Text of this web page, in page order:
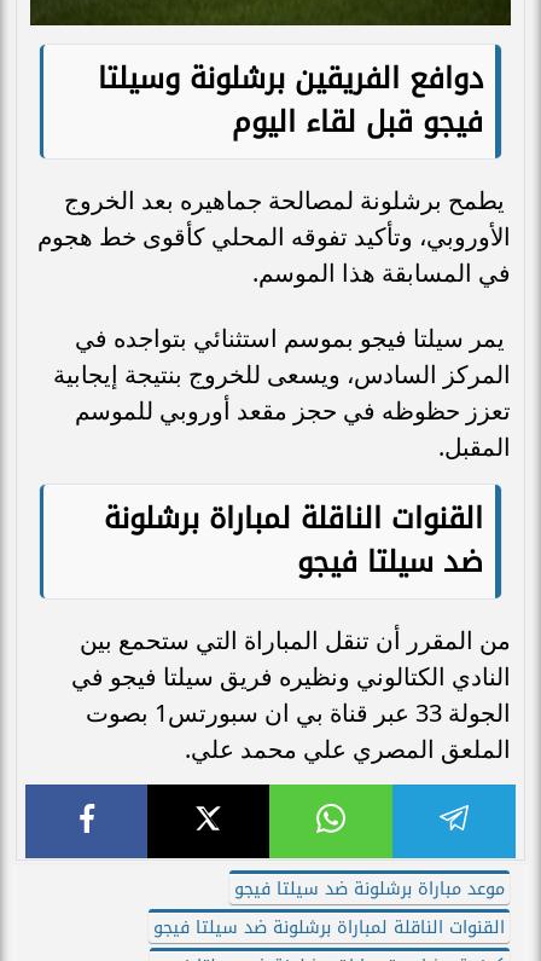
دوافع الفريقين برشلونة وسيلتا
فيجو قبل لقاء اليوم
يطمح برشلونة لمصالحة جماهيره بعد الخروج
الأوروبي، وتأكيد تفوقه المحلي كأقوى خط هجوم
في المسابقة هذا الموسم.
يمر سيلتا فيجو بموسم استثنائي بتواجده في
المركز السادس، ويسعى للخروج بنتيجة إيجابية
تعزز حظوظه في حجز مقعد أوروبي للموسم
المقبل.
القنوات الناقلة لمباراة برشلونة
ضد سيلتا فيجو
من المقرر أن تنقل المباراة التي ستحمع بين
النادي الكتالوني ونظيره فريق سيلتا فيجو في
الجولة 33 عبر قناة بي ان سبورتس1 بصوت
الملعق المصري علي محمد علي.
موعد مباراة برشلونة ضد سيلتا فيجو
القنوات الناقلة لمباراة برشلونة ضد سيلتا فيجو